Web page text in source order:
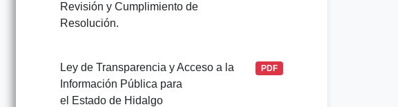
Revisión y Cumplimiento de
Resolución.
Ley de Transparencia y Acceso a la
Información Pública para
el Estado de Hidalgo
PDF